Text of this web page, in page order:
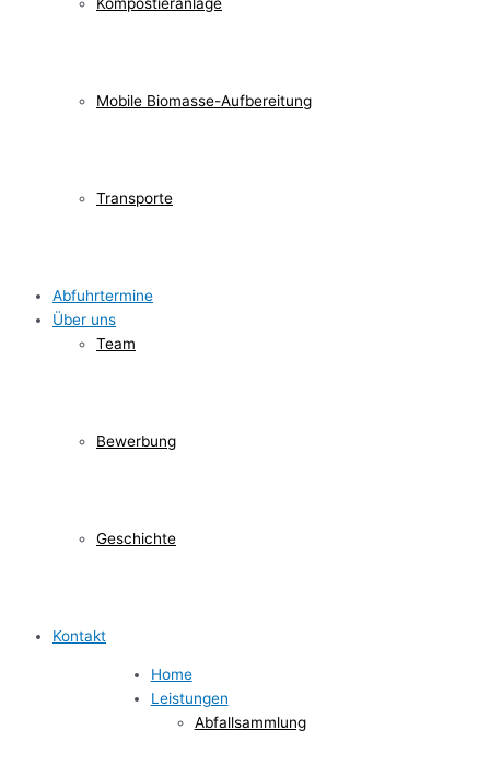
Mobile Biomasse-Aufbereitung
Transporte
Abfuhrtermine
Über uns
Team
Bewerbung
Geschichte
Kontakt
Home
Leistungen
Abfallsammlung